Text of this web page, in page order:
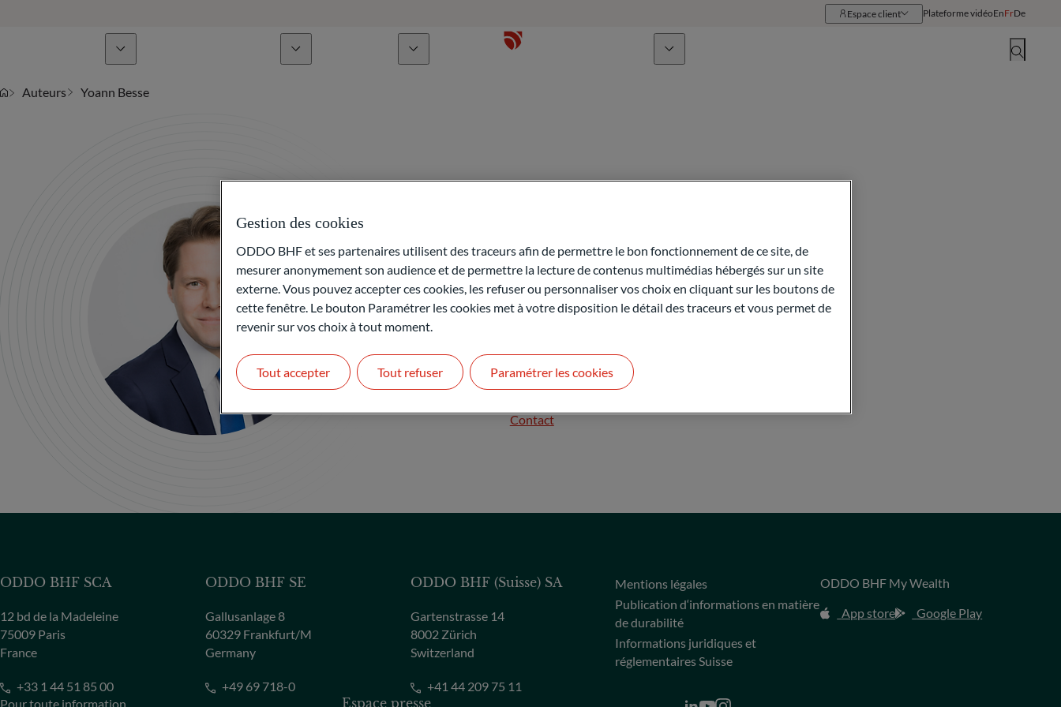
Espace client Plateforme vidéoEnFrDe
Auteurs Yoann Besse
Citigate
yoann.besse@citigatedewerogerson.com
Contact
ODDO BHF SCA
12 bd de la Madeleine
75009 Paris
France
+33 1 44 51 85 00
ODDO BHF SE
Gallusanlage 8
60329 Frankfurt/M
Germany
+49 69 718-0
ODDO BHF (Suisse) SA
Gartenstrasse 14
8002 Zürich
Switzerland
+41 44 209 75 11
Mentions légales
Publication d‘informations en matière
de durabilité
Informations juridiques et
réglementaires Suisse
ODDO BHF My Wealth
App store
Google Play
Pour toute information Espace presse
Gestion des cookies
ODDO BHF et ses partenaires utilisent des traceurs afin de permettre le bon fonctionnement de ce site, de
mesurer anonymement son audience et de permettre la lecture de contenus multimédias hébergés sur un site
externe. Vous pouvez accepter ces cookies, les refuser ou personnaliser vos choix en cliquant sur les boutons de
cette fenêtre. Le bouton Paramétrer les cookies met à votre disposition le détail des traceurs et vous permet de
revenir sur vos choix à tout moment.
Tout refuser
Tout accepter Paramétrer les cookies